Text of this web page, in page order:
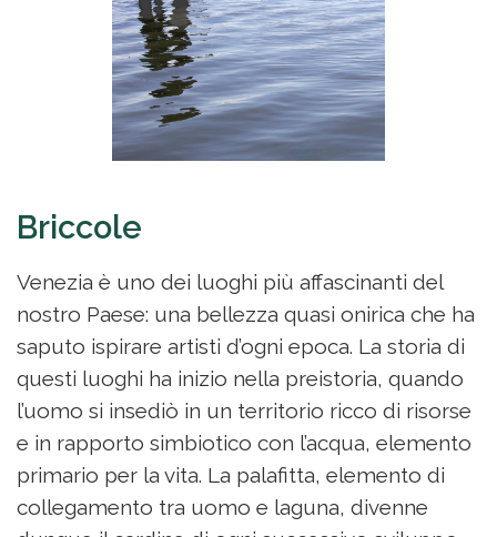
Briccole
Venezia è uno dei luoghi più affascinanti del
nostro Paese: una bellezza quasi onirica che ha
saputo ispirare artisti d’ogni epoca. La storia di
questi luoghi ha inizio nella preistoria, quando
l’uomo si insediò in un territorio ricco di risorse
e in rapporto simbiotico con l’acqua, elemento
primario per la vita. La palafitta, elemento di
collegamento tra uomo e laguna, divenne